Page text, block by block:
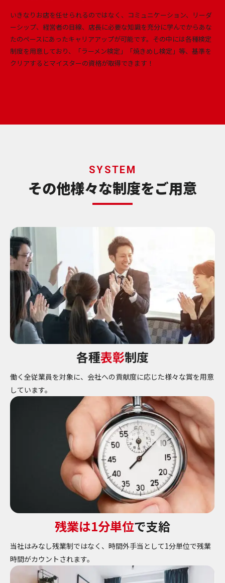
いきなりお店を任せられるのではなく、コミュニケーション、リーダ
ーシップ、経営者の目線、店長に必要な知識を充分に学んでからあな
たのペースにあったキャリアアップが可能です。その中には各種検定
制度を用意しており、「ラーメン検定」「焼きめし検定」等、基準を
クリアするとマイスターの資格が取得できます！
SYSTEM
その他様々な制度をご用意
各種表彰制度
働く全従業員を対象に、会社への貢献度に応じた様々な賞を用意
しています。
残業は1分単位で支給
当社はみなし残業制ではなく、時間外手当として1分単位で残業
時間がカウントされます。